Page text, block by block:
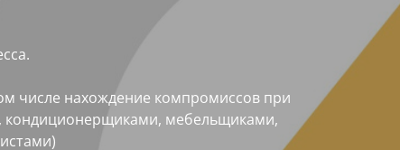
числе нахождение компромиссов при
кондиционерщиками, мебельщиками,